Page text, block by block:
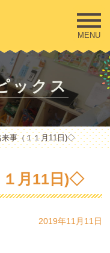
MENU
ックス
事（１１月11日)◇
月11日)◇
2019年11月11日